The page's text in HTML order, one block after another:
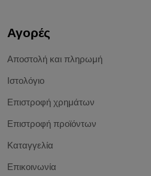
Αγορές
Αποστολή και πληρωμή
Ιστολόγιο
Επιστροφή χρημάτων
Επιστροφή προϊόντων
Καταγγελία
Επικοινωνία